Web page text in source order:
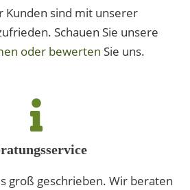
Kunden sind mit unserer
Schauen Sie unsere
oder bewerten Sie uns.
groß geschrieben. Wir beraten